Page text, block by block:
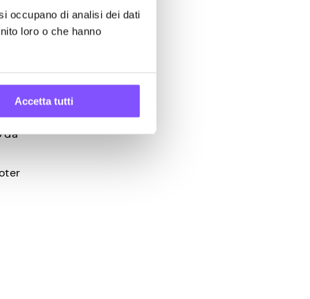
occupano di analisi dei dati
loro o che hanno
Accetta tutti
da